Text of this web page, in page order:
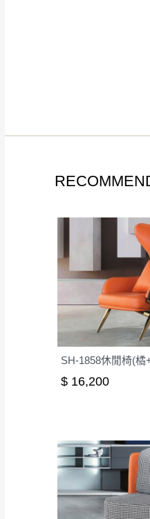
SH-1858休閒椅(橘
$ 16,200